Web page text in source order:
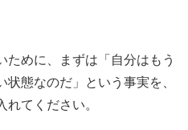
ために、まずは「自分はもう
態なのだ」という事実を、
てください。